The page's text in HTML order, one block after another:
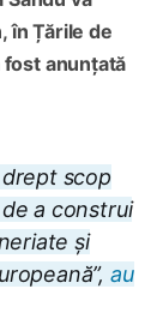
în Țările de
fost anunțată
drept scop
a construi
și
au